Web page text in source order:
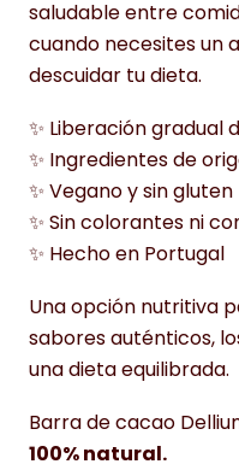
saludable entre
cuando necesites un
descuidar tu dieta.
✨ Liberación gradual
✨ Ingredientes de
✨ Vegano y sin gluten
✨ Sin colorantes ni
✨ Hecho en Portugal
Una opción nutritiva
sabores auténticos,
una dieta equilibrada.
Barra de cacao
100% natural.